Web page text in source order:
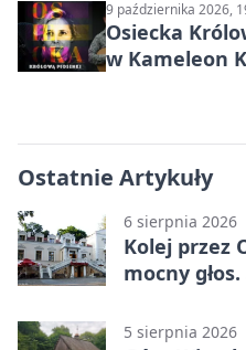
9 października 2026,
Osiecka
w Kameleon
Ostatnie Artykuły
6 sierpnia 2026
Kolej przez
mocny
5 sierpnia 2026